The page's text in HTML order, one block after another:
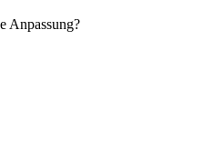
Anpassung?